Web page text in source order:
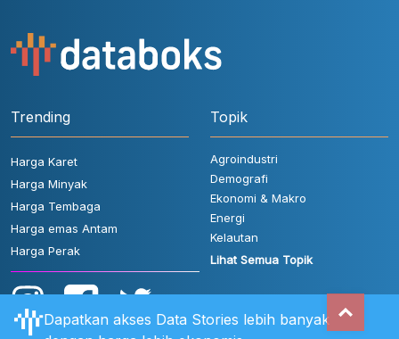
Trending
Harga Karet
Harga Minyak
Harga Tembaga
Harga emas Antam
Harga Perak
Topik
Agroindustri
Demografi
Ekonomi & Makro
Energi
Kelautan
Lihat Semua Topik
Dapatkan akses Data Stories lebih banyak